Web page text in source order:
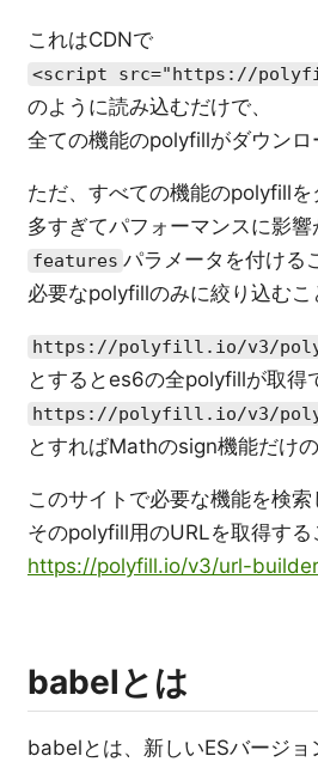
これはCDNで
<script src="https://
のように読み込むだけで、
全ての機能のpolyfillがダウンロ
ただ、すべての機能のpolyfillを
多すぎてパフォーマンスに影響
features パラメータを付ける
必要なpolyfillのみに絞り込むこ
https://polyfill.io/v3/
とするとes6の全polyfillが取得
https://polyfill.io/v3/
とすればMathのsign機能だけ
このサイトで必要な機能を検索
そのpolyfill用のURLを取得する
https://polyfill.io/v3/url-
babelとは
babelとは、新しいESバージョ